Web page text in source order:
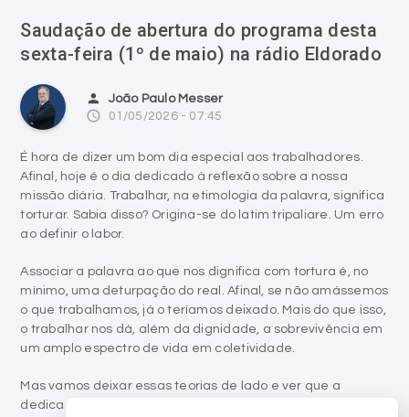
Saudação de abertura do programa desta
sexta-feira (1º de maio) na rádio Eldorado
person João Paulo Messer
access_time 01/05/2026 - 07:45
É hora de dizer um bom dia especial aos trabalhadores.
Afinal, hoje é o dia dedicado à reflexão sobre a nossa
missão diária. Trabalhar, na etimologia da palavra, significa
torturar. Sabia disso? Origina-se do latim tripaliare. Um erro
ao definir o labor.
Associar a palavra ao que nos dignifica com tortura é, no
mínimo, uma deturpação do real. Afinal, se não amássemos
o que trabalhamos, já o teríamos deixado. Mais do que isso,
o trabalhar nos dá, além da dignidade, a sobrevivência em
um amplo espectro de vida em coletividade.
Mas vamos deixar essas teorias de lado e ver que a
dedicação constrói, diariamente, os alicerces da nossa